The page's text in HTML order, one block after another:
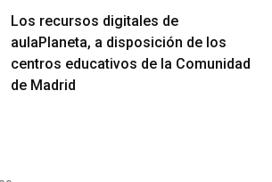
Los recursos digitales de
aulaPlaneta, a disposición de los
centros educativos de la Comunidad
de Madrid